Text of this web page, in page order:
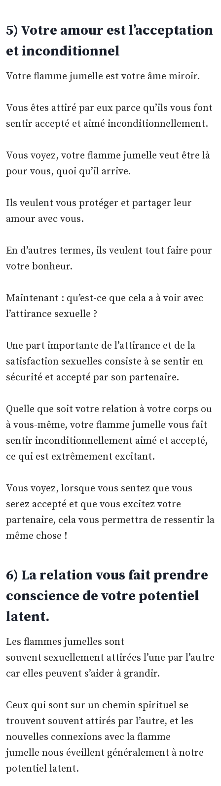
5) Votre amour est l’acceptation
et inconditionnel
Votre flamme jumelle est votre âme miroir.
Vous êtes attiré par eux parce qu’ils vous font
sentir accepté et aimé inconditionnellement.
Vous voyez, votre flamme jumelle veut être là
pour vous, quoi qu’il arrive.
Ils veulent vous protéger et partager leur
amour avec vous.
En d’autres termes, ils veulent tout faire pour
votre bonheur.
Maintenant : qu’est-ce que cela a à voir avec
l’attirance sexuelle ?
Une part importante de l’attirance et de la
satisfaction sexuelles consiste à se sentir en
sécurité et accepté par son partenaire.
Quelle que soit votre relation à votre corps ou
à vous-même, votre flamme jumelle vous fait
sentir inconditionnellement aimé et accepté,
ce qui est extrêmement excitant.
Vous voyez, lorsque vous sentez que vous
serez accepté et que vous excitez votre
partenaire, cela vous permettra de ressentir la
même chose !
6) La relation vous fait prendre
conscience de votre potentiel
latent.
Les flammes jumelles sont
souvent sexuellement attirées l’une par l’autre
car elles peuvent s’aider à grandir.
Ceux qui sont sur un chemin spirituel se
trouvent souvent attirés par l’autre, et les
nouvelles connexions avec la flamme
jumelle nous éveillent généralement à notre
potentiel latent.